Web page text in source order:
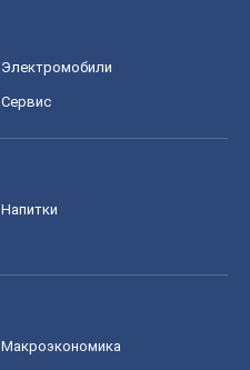
Электромобили
Сервис
Напитки
Mакроэкономика